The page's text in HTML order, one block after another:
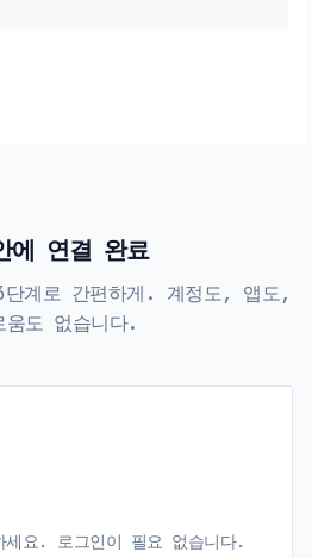
에 연결 완료
단계로 간편하게. 계정도, 앱도,
움도 없습니다.
세요. 로그인이 필요 없습니다.